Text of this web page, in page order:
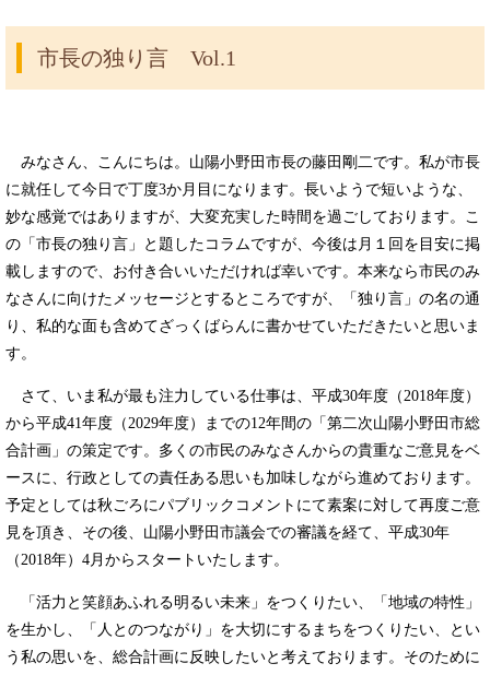
市長の独り言 Vol.1
みなさん、こんにちは。山陽小野田市長の藤田剛二です。私が市長
に就任して今日で丁度3か月目になります。長いようで短いような、
妙な感覚ではありますが、大変充実した時間を過ごしております。こ
の「市長の独り言」と題したコラムですが、今後は月１回を目安に掲
載しますので、お付き合いいただければ幸いです。本来なら市民のみ
なさんに向けたメッセージとするところですが、「独り言」の名の通
り、私的な面も含めてざっくばらんに書かせていただきたいと思いま
す。
さて、いま私が最も注力している仕事は、平成30年度（2018年度）
から平成41年度（2029年度）までの12年間の「第二次山陽小野田市総
合計画」の策定です。多くの市民のみなさんからの貴重なご意見をベ
ースに、行政としての責任ある思いも加味しながら進めております。
予定としては秋ごろにパブリックコメントにて素案に対して再度ご意
見を頂き、その後、山陽小野田市議会での審議を経て、平成30年
（2018年）4月からスタートいたします。
「活力と笑顔あふれる明るい未来」をつくりたい、「地域の特性」
を生かし、「人とのつながり」を大切にするまちをつくりたい、とい
う私の思いを、総合計画に反映したいと考えております。そのために